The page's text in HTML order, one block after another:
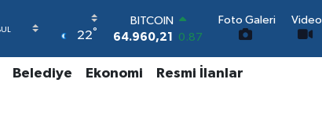
22°
64.960,21
DOLAR
EURO
Foto Galeri Video
Belediye Ekonomi Resmi İlanlar